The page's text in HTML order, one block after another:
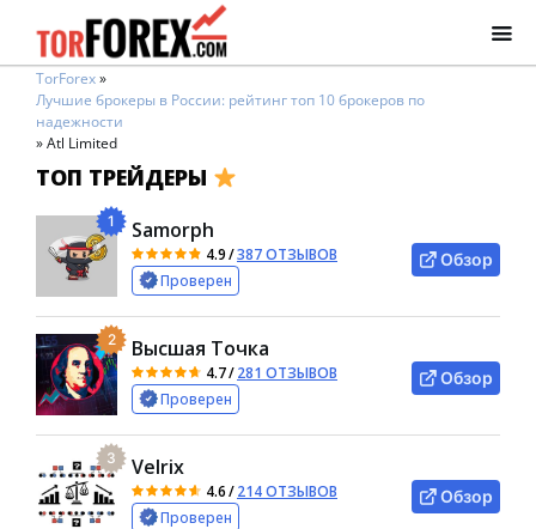
TorForex»
Лучшие брокеры в России: рейтинг топ 10 брокеров по
надежности
»Atl Limited
ТОП ТРЕЙДЕРЫ
1 Samorph
4.9/387 ОТЗЫВОВ
Проверен
Обзор
2 Высшая Точка
4.7/281 ОТЗЫВОВ
Проверен
Обзор
3 Velrix
4.6/214 ОТЗЫВОВ
Проверен
Обзор